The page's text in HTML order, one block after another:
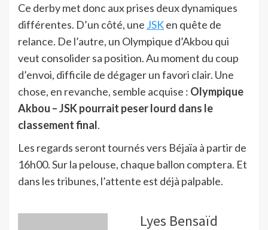
Ce derby met donc aux prises deux dynamiques
différentes. D’un côté, une JSKen quête de
relance. De l’autre, un Olympique d’Akbou qui
veut consolider sa position. Au moment du coup
d’envoi, difficile de dégager un favori clair. Une
chose, en revanche, semble acquise : Olympique
Akbou – JSK pourrait peser lourd dans le
classement final.
Les regards seront tournés vers Béjaïa à partir de
16h00. Sur la pelouse, chaque ballon comptera. Et
dans les tribunes, l’attente est déjà palpable.
Lyes Bensaïd